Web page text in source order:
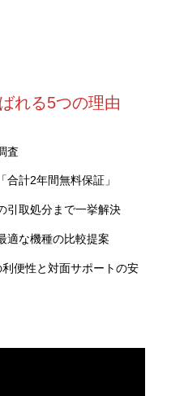
れる5つの理由
査
計2年間無料保証」
引取処分まで一挙解決
適な機種の比較提案
便性と対面サポートの安